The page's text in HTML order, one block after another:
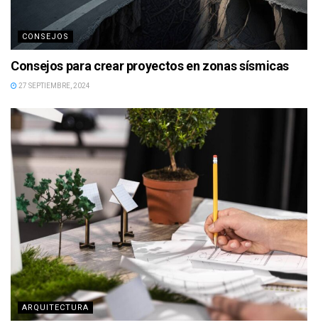
CONSEJOS
Consejos para crear proyectos en zonas sísmicas
27 SEPTIEMBRE, 2024
ARQUITECTURA